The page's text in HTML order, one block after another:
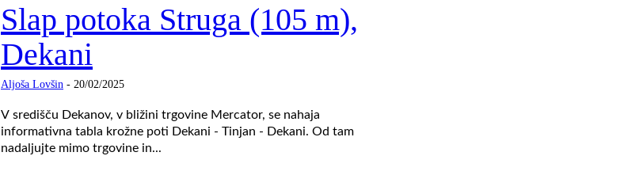
Slap potoka Struga (105 m),
Dekani
Aljoša Lovšin - 20/02/2025
V središču Dekanov, v bližini trgovine Mercator, se nahaja
informativna tabla krožne poti Dekani - Tinjan - Dekani. Od tam
nadaljujte mimo trgovine in...